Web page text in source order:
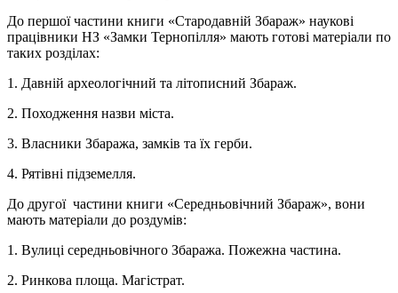
До першої частини книги «Стародавній Збараж» наукові
працівники НЗ «Замки Тернопілля» мають готові матеріали по
таких розділах:
1. Давній археологічний та літописний Збараж.
2. Походження назви міста.
3. Власники Збаража, замків та їх герби.
4. Рятівні підземелля.
До другої частини книги «Середньовічний Збараж», вони
мають матеріали до роздумів:
1. Вулиці середньовічного Збаража. Пожежна частина.
2. Ринкова площа. Магістрат.